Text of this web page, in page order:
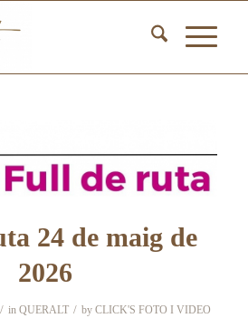
24 de maig de
2026
/ in QUERALT / by CLICK'S FOTO I VIDEO